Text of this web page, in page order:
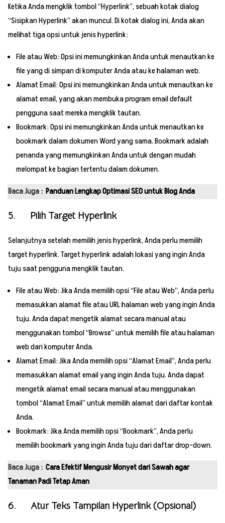
Ketika Anda mengklik tombol “Hyperlink”, sebuah kotak dialog
“Sisipkan Hyperlink” akan muncul. Di kotak dialog ini, Anda akan
melihat tiga opsi untuk jenis hyperlink:
File atau Web: Opsi ini memungkinkan Anda untuk menautkan ke
file yang di simpan di komputer Anda atau ke halaman web.
Alamat Email: Opsi ini memungkinkan Anda untuk menautkan ke
alamat email, yang akan membuka program email default
pengguna saat mereka mengklik tautan.
Bookmark: Opsi ini memungkinkan Anda untuk menautkan ke
bookmark dalam dokumen Word yang sama. Bookmark adalah
penanda yang memungkinkan Anda untuk dengan mudah
melompat ke bagian tertentu dalam dokumen.
Baca Juga : Panduan Lengkap Optimasi SEO untuk Blog Anda
5. Pilih Target Hyperlink
Selanjutnya setelah memilih jenis hyperlink, Anda perlu memilih
target hyperlink. Target hyperlink adalah lokasi yang ingin Anda
tuju saat pengguna mengklik tautan.
File atau Web: Jika Anda memilih opsi “File atau Web”, Anda perlu
memasukkan alamat file atau URL halaman web yang ingin Anda
tuju. Anda dapat mengetik alamat secara manual atau
menggunakan tombol “Browse” untuk memilih file atau halaman
web dari komputer Anda.
Alamat Email: Jika Anda memilih opsi “Alamat Email”, Anda perlu
memasukkan alamat email yang ingin Anda tuju. Anda dapat
mengetik alamat email secara manual atau menggunakan
tombol “Alamat Email” untuk memilih alamat dari daftar kontak
Anda.
Bookmark: Jika Anda memilih opsi “Bookmark”, Anda perlu
memilih bookmark yang ingin Anda tuju dari daftar drop-down.
Baca Juga : Cara Efektif Mengusir Monyet dari Sawah agar
Tanaman Padi Tetap Aman
6. Atur Teks Tampilan Hyperlink (Opsional)